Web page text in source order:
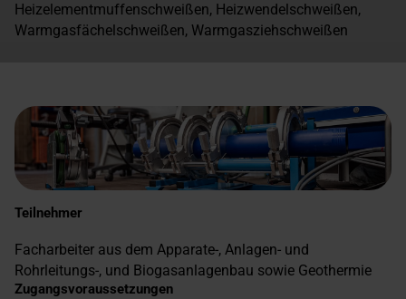
Heizelementmuffenschweißen, Heizwendelschweißen,
Warmgasfächelschweißen, Warmgasziehschweißen
Teilnehmer
Facharbeiter aus dem Apparate-, Anlagen- und
Rohrleitungs-, und Biogasanlagenbau sowie Geothermie
Zugangsvoraussetzungen